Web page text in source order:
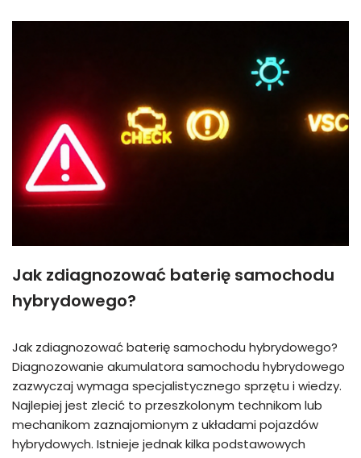
Jak zdiagnozować baterię samochodu
hybrydowego?
Jak zdiagnozować baterię samochodu hybrydowego?
Diagnozowanie akumulatora samochodu hybrydowego
zazwyczaj wymaga specjalistycznego sprzętu i wiedzy.
Najlepiej jest zlecić to przeszkolonym technikom lub
mechanikom zaznajomionym z układami pojazdów
hybrydowych. Istnieje jednak kilka podstawowych